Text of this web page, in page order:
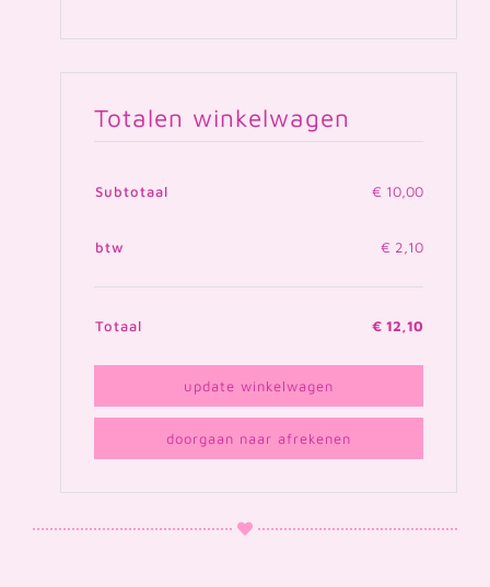
Totalen winkelwagen
Subtotaal € 10,00
btw € 2,10
Totaal € 12,10
update winkelwagen
doorgaan naar afrekenen